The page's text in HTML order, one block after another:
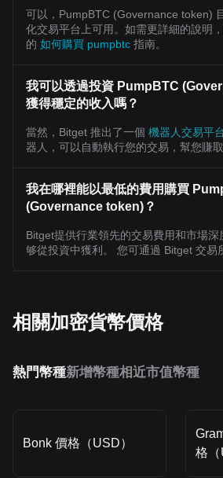
可以，PumpBTC (Governance token)
化交易平台上可用。如需更詳細的說明
的 如何購買 pumpbtc 指南。
我可以透過投資 PumpBTC
獲得穩定的收入嗎？
當然，Bitget 推出了一個 機器人交易平
器人，可以自動執行您的交易，幫您賺取
我在哪裡能以最低的費用購買
(Governance token)？
Bitget提供行業領先的交易費用和市場
够從投資中獲利。 您可通過 Bitget 交易
相關加密貨幣價格
熱門幣種新增幣種相近市值幣種
Bonk 價格（USD）
格（